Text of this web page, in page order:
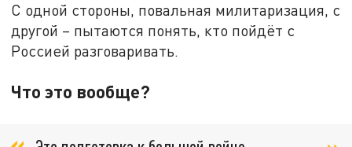
С одной стороны, повальная милитаризация, с
другой – пытаются понять, кто пойдёт с
Россией разговаривать.
Что это вообще?